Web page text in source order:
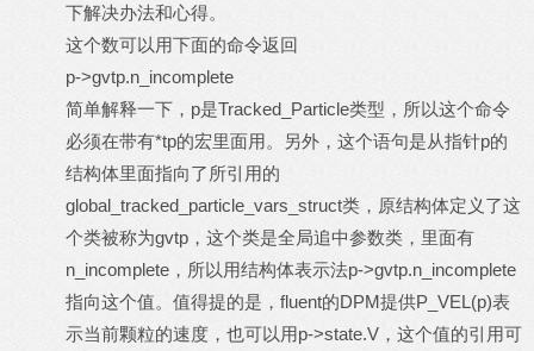
下解决办法和心得。
这个数可以用下面的命令返回
p->gvtp.n_incomplete
简单解释一下，p是Tracked_Particle类型，所以这个命令
必须在带有*tp的宏里面用。另外，这个语句是从指针p的
结构体里面指向了所引用的
global_tracked_particle_vars_struct类，原结构体定义了这
个类被称为gvtp，这个类是全局追中参数类，里面有
n_incomplete，所以用结构体表示法p->gvtp.n_incomplete
指向这个值。值得提的是，fluent的DPM提供P_VEL(p)表
示当前颗粒的速度，也可以用p->state.V ，这个值的引用可